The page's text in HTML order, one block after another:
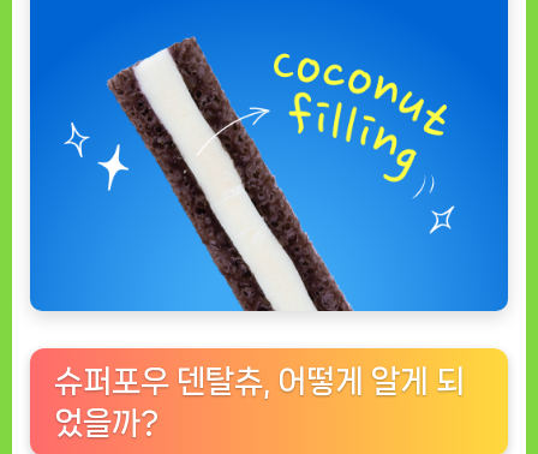
슈퍼포우 덴탈츄, 어떻게 알게 되
었을까?